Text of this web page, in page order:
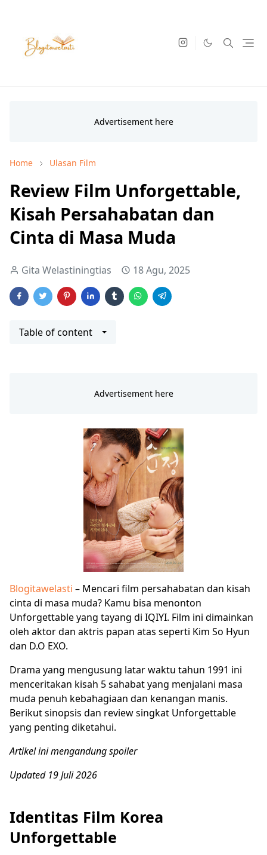
Home Ulasan Film
Review Film Unforgettable,
Kisah Persahabatan dan
Cinta di Masa Muda
Gita Welastiningtias 18 Agu, 2025
Table of content
Blogitawelasti – Mencari film persahabatan dan kisah
cinta di masa muda? Kamu bisa menonton
Unforgettable yang tayang di IQIYI. Film ini dimainkan
oleh aktor dan aktris papan atas seperti Kim So Hyun
dan D.O EXO.
Drama yang mengusung latar waktu tahun 1991 ini
menceritakan kisah 5 sahabat yang menjalani masa
muda penuh kebahagiaan dan kenangan manis.
Berikut sinopsis dan review singkat Unforgettable
yang penting diketahui.
Artikel ini mengandung spoiler
Updated 19 Juli 2026
Identitas Film Korea
Unforgettable